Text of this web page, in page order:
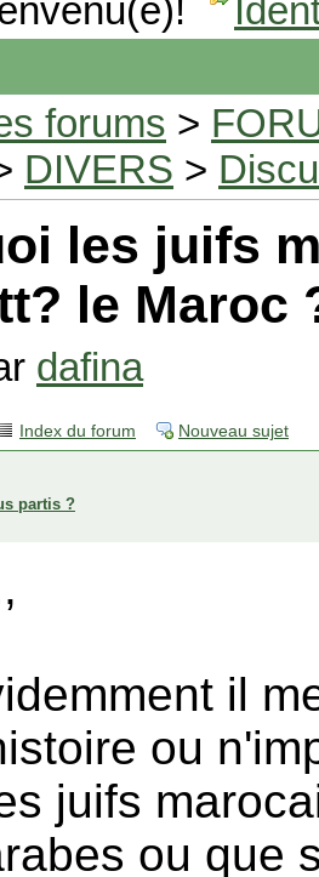
forums >
DIVERS >
les juifs
le Maroc
dafina
Index du forum Nouveau sujet
partis ?
il
ou
juifs
ou que